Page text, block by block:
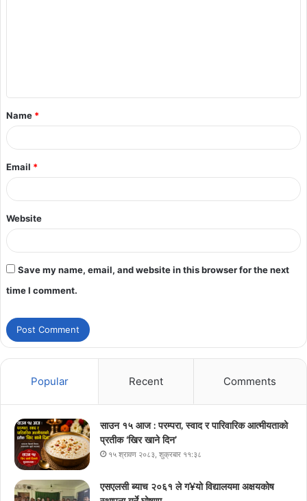
Name *
Email *
Website
Save my name, email, and website in this browser for the next
time I comment.
Popular Recent Comments
साउन १५ आज : परम्परा, स्वाद र पारिवारिक आत्मीयताको
प्रतीक ‘खिर खाने दिन’
१५ श्रावण २०८३, शुक्रबार ११:३८
एसएलसी ब्याच २०६१ ले ग¥यो विद्यालयमा अक्षयकोष